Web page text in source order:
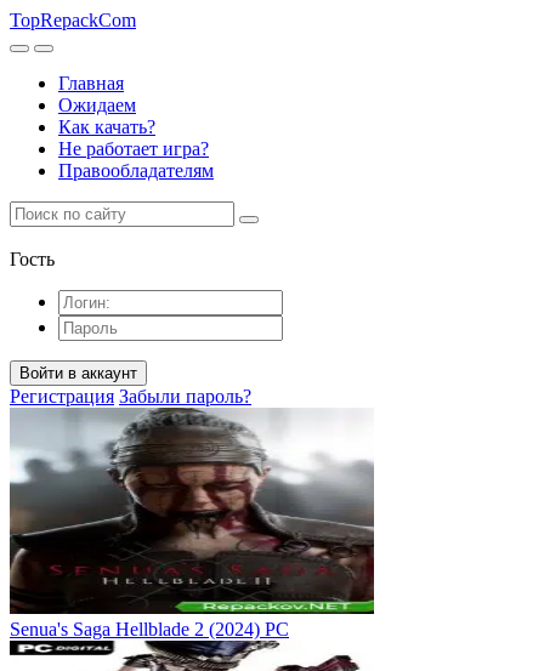
TopRepackCom
Главная
Ожидаем
Как качать?
Не работает игра?
Правообладателям
Гость
Войти в аккаунт
Регистрация Забыли пароль?
Senua's Saga Hellblade 2 (2024) PC